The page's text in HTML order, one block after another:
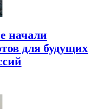
начали
для будущих